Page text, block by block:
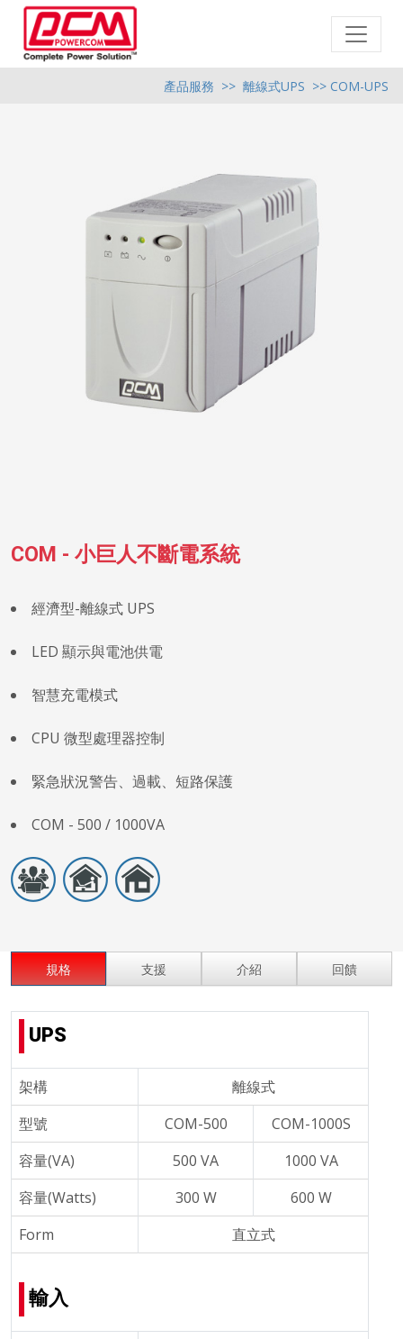
產品服務 >> 離線式UPS >> COM-UPS
COM - 小巨人不斷電系統
經濟型-離線式 UPS
LED 顯示與電池供電
智慧充電模式
CPU 微型處理器控制
緊急狀況警告、過載、短路保護
COM - 500 / 1000VA
規格 支援 介紹 回饋
UPS
架構
離線式
型號
COM-500
COM-1000S
容量(VA)
500 VA
1000 VA
容量(Watts)
300 W
600 W
Form
直立式
輸入